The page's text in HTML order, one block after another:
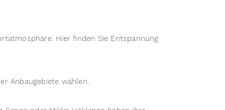
Hier finden Sie Entspannung
Anbaugebiete wählen.